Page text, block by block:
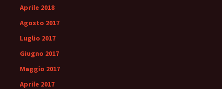
Aprile 2018
Agosto 2017
Luglio 2017
Giugno 2017
Maggio 2017
Aprile 2017